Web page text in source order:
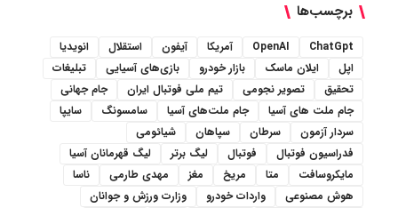
برچسب‌ها
ChatGpt
OpenAI آمریکا آیفون استقلال
انویدیا
اپل
ایلان ماسک بازار خودرو بازی‌های آسیایی
تبلیغات
تحقیق
تصویر نجومی تیم ملی فوتبال ایران
جام جهانی
جام ملت های آسیا
جام ملت‌های آسیا سامسونگ
سایپا
سردار آزمون
سرطان سپاهان
شیائومی
فدراسیون فوتبال
فوتبال لیگ برتر
لیگ قهرمانان آسیا
مایکروسافت
متا مریخ مغز مهدی طارمی
ناسا
هوش مصنوعی
واردات خودرو
وزارت ورزش و جوانان